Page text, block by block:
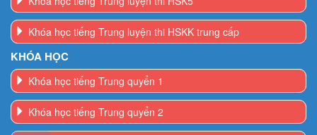
KHÓA HỌC
Khóa học tiếng Trung quyển 1
Khóa học tiếng Trung quyển 2
Khóa học Tiếng Trung quyển 3